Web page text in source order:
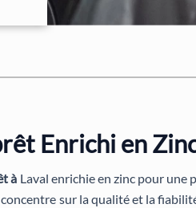
Enrichi en
à Laval enrichie en zinc pour
sur la qualité et la